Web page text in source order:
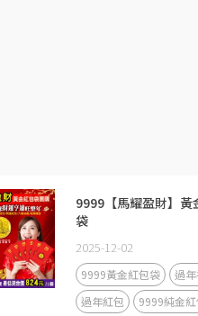
9999【馬耀盈財】黃
袋
2025-12-02
9999黃金紅包袋
過
過年紅包
9999純金